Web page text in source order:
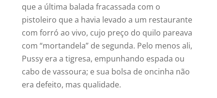
que a última balada fracassada com o
pistoleiro que a havia levado a um restaurante
com forró ao vivo, cujo preço do quilo pareava
com “mortandela” de segunda. Pelo menos ali,
Pussy era a tigresa, empunhando espada ou
cabo de vassoura; e sua bolsa de oncinha não
era defeito, mas qualidade.